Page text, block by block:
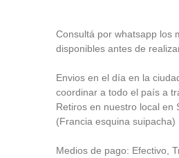
Consultá por whatsapp los
disponibles antes de
Envios en el día en la
coordinar a todo el país a
Retiros en nuestro local en
(Francia esquina suipacha)
Medios de pago: Efectivo,